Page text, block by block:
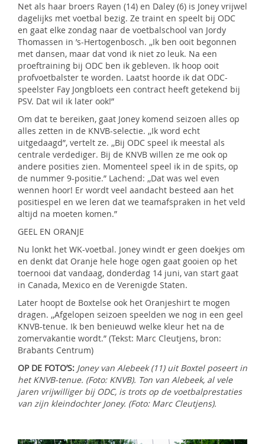
Net als haar broers Rayen (14) en Daley (6) is Joney vrijwel
dagelijks met voetbal bezig. Ze traint en speelt bij ODC
en gaat elke zondag naar de voetbalschool van Jordy
Thomassen in ’s-Hertogenbosch. ,,Ik ben ooit begonnen
met dansen, maar dat vond ik niet zo leuk. Na een
proeftraining bij ODC ben ik gebleven. Ik hoop ooit
profvoetbalster te worden. Laatst hoorde ik dat ODC-
speelster Fay Jongbloets een contract heeft getekend bij
PSV. Dat wil ik later ook!”
Om dat te bereiken, gaat Joney komend seizoen alles op
alles zetten in de KNVB-selectie. ,,Ik word echt
uitgedaagd”, vertelt ze. ,,Bij ODC speel ik meestal als
centrale verdediger. Bij de KNVB willen ze me ook op
andere posities zien. Momenteel speel ik in de spits, op
de nummer 9-positie.” Lachend: ,,Dat was wel even
wennen hoor! Er wordt veel aandacht besteed aan het
positiespel en we leren dat we teamafspraken in het veld
altijd na moeten komen.”
GEEL EN ORANJE
Nu lonkt het WK-voetbal. Joney windt er geen doekjes om
en denkt dat Oranje hele hoge ogen gaat gooien op het
toernooi dat vandaag, donderdag 14 juni, van start gaat
in Canada, Mexico en de Verenigde Staten.
Later hoopt de Boxtelse ook het Oranjeshirt te mogen
dragen. ,,Afgelopen seizoen speelden we nog in een geel
KNVB-tenue. Ik ben benieuwd welke kleur het na de
zomervakantie wordt.” (Tekst: Marc Cleutjens, bron:
Brabants Centrum)
OP DE FOTO’S: Joney van Alebeek (11) uit Boxtel poseert in
het KNVB-tenue. (Foto: KNVB). Ton van Alebeek, al vele
jaren vrijwilliger bij ODC, is trots op de voetbalprestaties
van zijn kleindochter Joney. (Foto: Marc Cleutjens).